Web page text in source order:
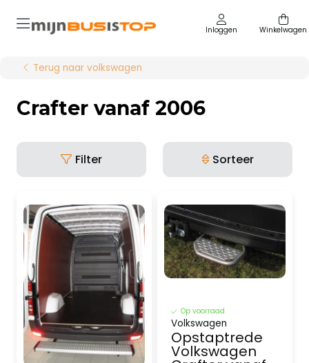
Inloggen Winkelwagen
Terug naar volkswagen
Crafter vanaf 2006
Filter Sorteer
Op voorraad
Volkswagen
Opstaptrede
Volkswagen